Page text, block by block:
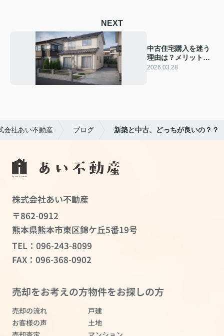
NEXT
中古住宅購入を迷う
理由は？メリットと
デメリットを整理し
2026.03.28
会社あい不動産 ブログ 新築と中古、どっちが良いの？？
株式会社あい不動産
〒862-0912
熊本県熊本市東区錦ケ丘5番19号
TEL： 096-243-8099
FAX：096-368-0902
売却をお考えの方
売却の流れ
お客様の声
物件をお探しの方
戸建
土地